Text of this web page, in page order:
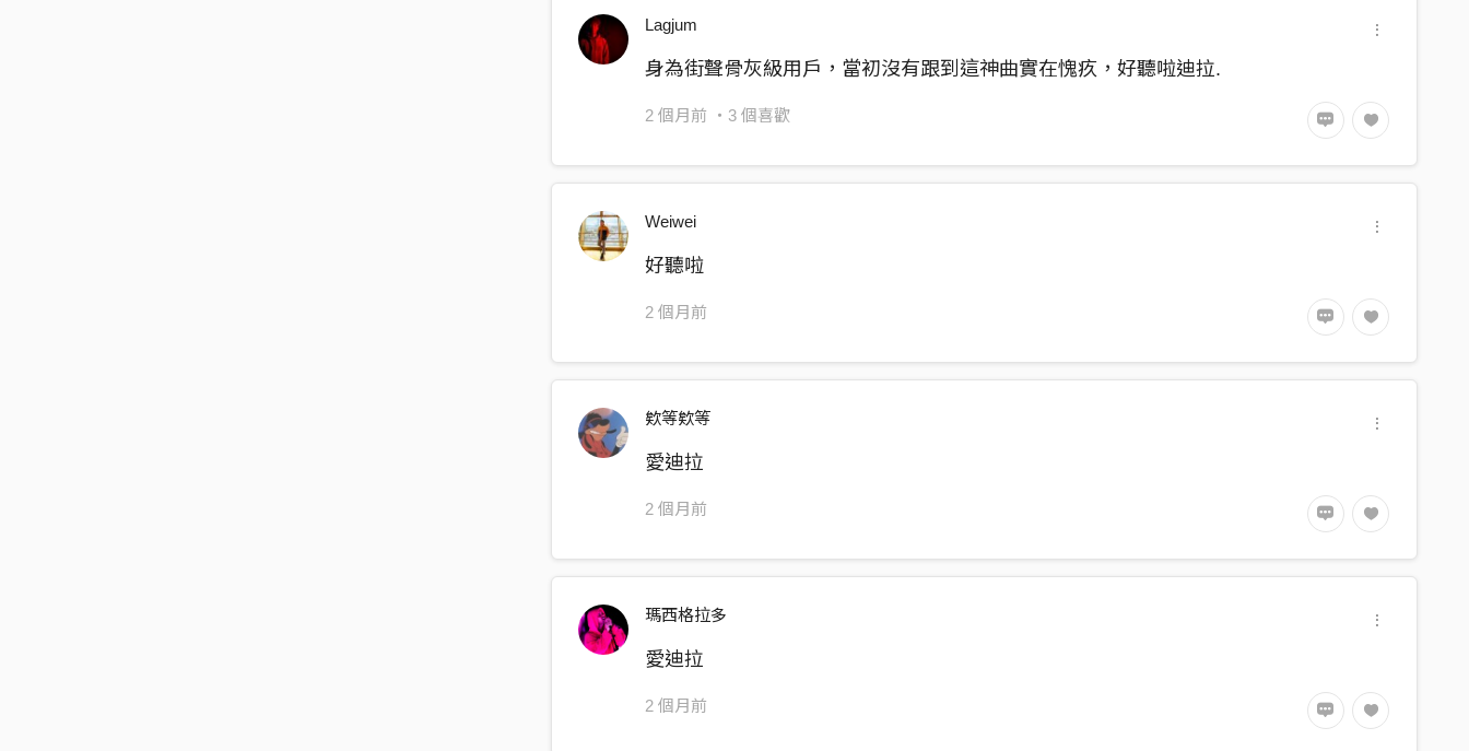
才明白 我只是妳的一段間奏
再見 我的好朋友
從知己到怨侶 讓自己不能自己其情非 得 已
再見 我的好朋友
這不能 稱作分手 分離 卻比失戀還 痛
再見 我的好朋友
絕對不會 抹去記憶 和妳 最後哭泣 為妳
再見 我的好朋友
互相祝 福 一路好走聽起來卻像是詛咒
Lagjum
身為街聲骨灰級用戶，當初沒有跟到這神曲實在愧疚，好聽啦迪拉.
2 個月前 ・3 個喜歡
Weiwei
好聽啦
2 個月前
欸等欸等
愛迪拉
2 個月前
瑪西格拉多
愛迪拉
2 個月前